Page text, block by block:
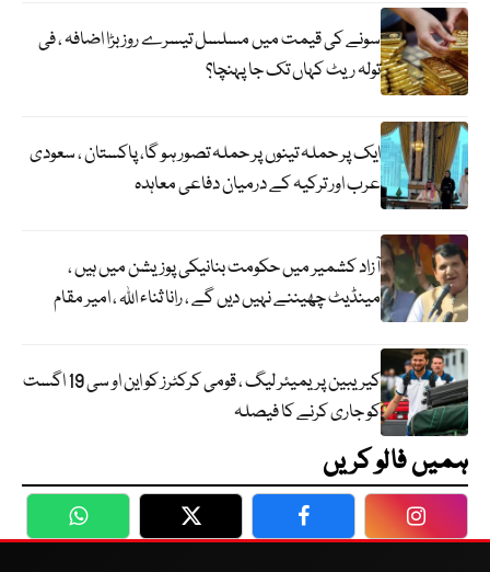
سونے کی قیمت میں مسلسل تیسرے روز بڑا اضافہ ، فی
تولہ ریٹ کہاں تک جا پہنچا؟
ایک پر حملہ تینوں پر حملہ تصور ہو گا، پاکستان ، سعودی
عرب اور ترکیہ کے درمیان دفاعی معاہدہ
آزاد کشمیر میں حکومت بنانیکی پوزیشن میں ہیں ،
مینڈیٹ چھیننے نہیں دیں گے ، رانا ثناء اللہ ، امیر مقام
کیریبین پریمیئر لیگ ، قومی کرکٹرز کو این او سی 19 اگست
کو جاری کرنے کا فیصلہ
ہمیں فالو کریں
WhatsApp Twitter Facebook